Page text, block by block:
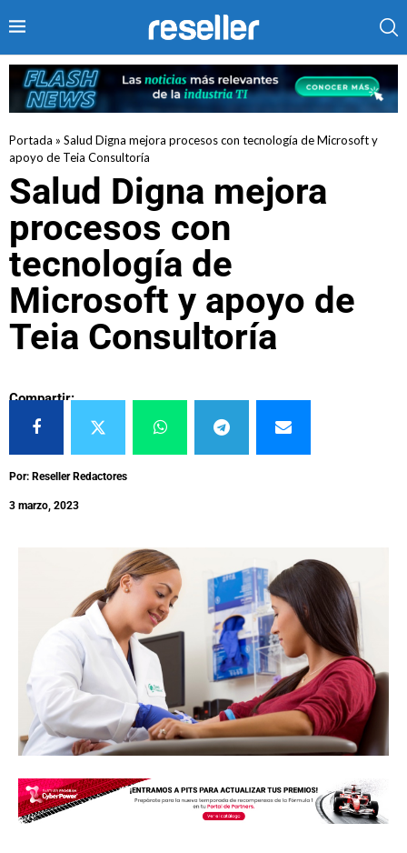
Portada » Salud Digna mejora procesos con tecnología de Microsoft y
apoyo de Teia Consultoría
Salud Digna mejora
procesos con
tecnología de
Microsoft y apoyo de
Teia Consultoría
Compartir:
Por: Reseller Redactores
3 marzo, 2023